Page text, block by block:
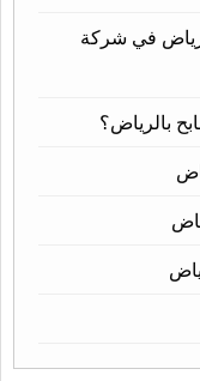
في شركة
بالرياض؟